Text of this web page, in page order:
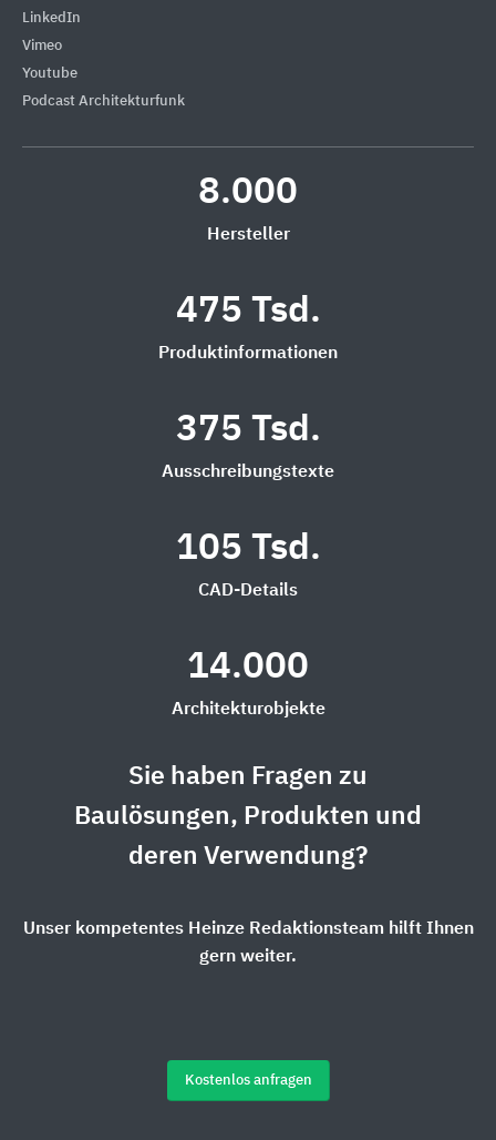
LinkedIn
Vimeo
Youtube
Podcast Architekturfunk
8.000
Hersteller
475 Tsd.
Produktinformationen
375 Tsd.
Ausschreibungstexte
105 Tsd.
CAD-Details
14.000
Architekturobjekte
Sie haben Fragen zu
Baulösungen, Produkten und
deren Verwendung?
Unser kompetentes Heinze Redaktionsteam hilft Ihnen
gern weiter.
Kostenlos anfragen